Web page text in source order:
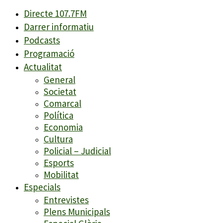
Directe 107.7FM
Darrer informatiu
Podcasts
Programació
Actualitat
General
Societat
Comarcal
Política
Economia
Cultura
Policial – Judicial
Esports
Mobilitat
Especials
Entrevistes
Plens Municipals